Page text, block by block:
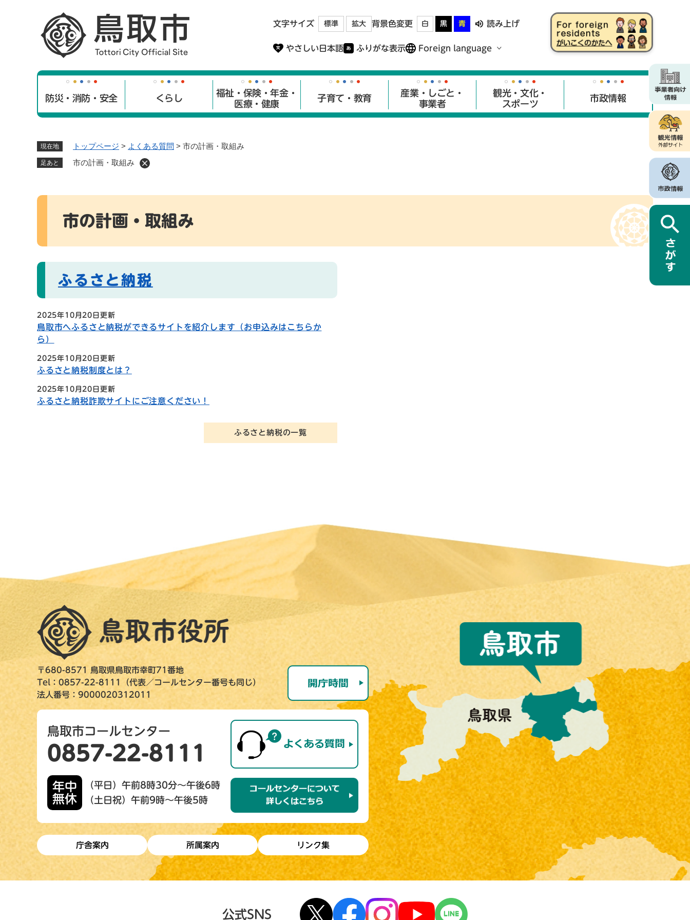
文字サイズ 標準 拡大 背景色変更 白 黒 青 読み上げ
やさしい日本語 ふりがな表示 Foreign language
防災・消防・安全 くらし
福祉・保険・年金・
医療・健康
子育て・教育
産業・しごと・
事業者
観光・文化・
スポーツ
市政情報
現在地 トップページ > よくある質問 > 市の計画・取組み
足あと 市の計画・取組み
本
市の計画・取組み
ふるさと納税
2025年10月20日更新
鳥取市へふるさと納税ができるサイトを紹介します（お申込みはこちらか
ら）
2025年10月20日更新
ふるさと納税制度とは？
2025年10月20日更新
ふるさと納税詐欺サイトにご注意ください！
ふるさと納税の一覧
〒680-8571 鳥取県鳥取市幸町71番地
Tel：0857-22-8111（代表／コールセンター番号も同じ）
法人番号：9000020312011
鳥取市コールセンター
0857-22-8111
年中
無休
（平日）午前8時30分～午後6時
（土日祝）午前9時～午後5時
庁舎案内 所属案内 リンク集
公式SNS